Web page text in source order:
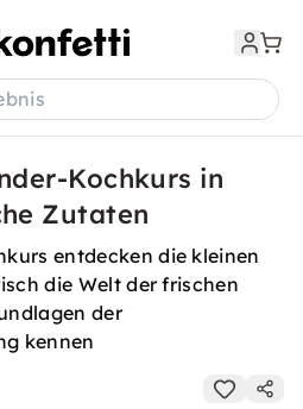
Kochkurs in
Zutaten
entdecken die kleinen
die Welt der frischen
der
kennen